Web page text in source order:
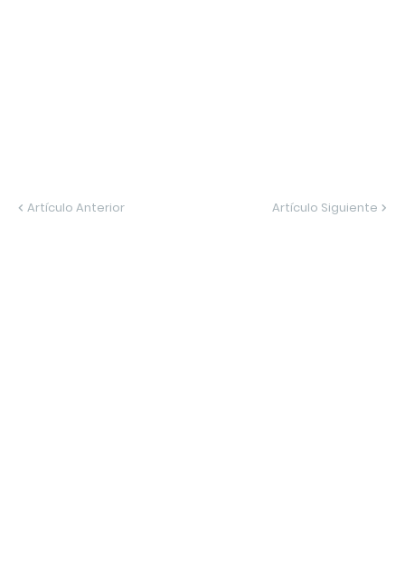
Artículo Anterior Artículo Siguiente